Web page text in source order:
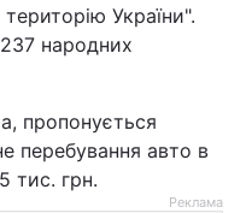
України".
народних
пропонується
перебування авто в
тис. грн.
Реклама